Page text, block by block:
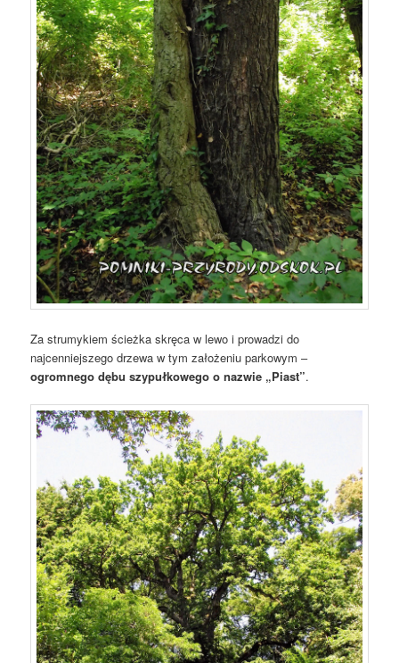
Za strumykiem ścieżka skręca w lewo i prowadzi do
najcenniejszego drzewa w tym założeniu parkowym –
ogromnego dębu szypułkowego o nazwie „Piast”.